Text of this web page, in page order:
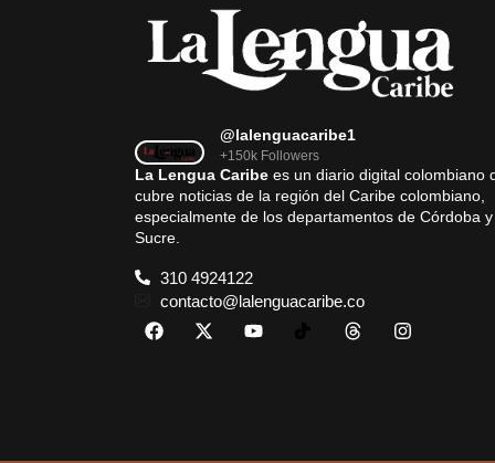
@lalenguacaribe1
+150k Followers
La Lengua Caribe es un diario digital colombiano
cubre noticias de la región del Caribe colombiano,
especialmente de los departamentos de Córdoba y
Sucre.
310 4924122
contacto@lalenguacaribe.co